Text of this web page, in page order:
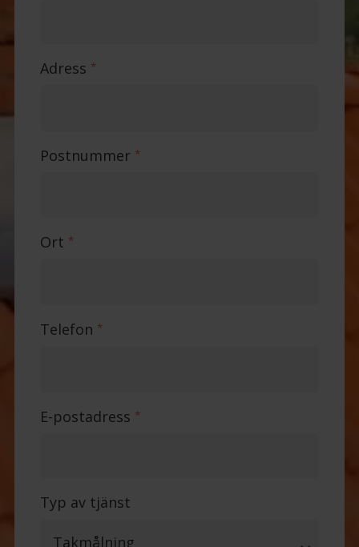
Adress *
Postnummer *
Ort *
Telefon *
E-postadress *
Typ av tjänst